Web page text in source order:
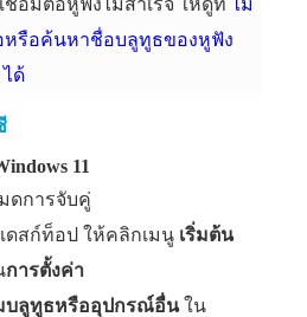
ชื่อมต่อหูฟังไม่สำเร็จ ให้ดูที่ไม่
หรือค้นหาชื่อบลูทูธของหูฟัง
ด้
11
ดการจับคู่
ดสก์ท็อป ให้คลิกเมนู เริ่มต้น
การตั้งค่า
บลูทูธหรืออุปกรณ์อื่นใน